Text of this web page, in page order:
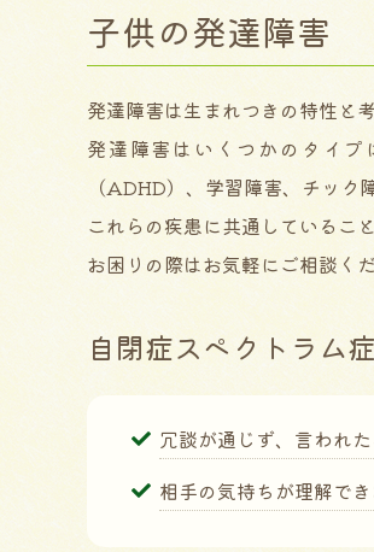
子供の発達障害
発達障害は生まれつきの特性と
発達障害はいくつかのタイ
（ADHD）、学習障害、チック
これらの疾患に共通しているこ
お困りの際はお気軽にご相談くだ
自閉症スペクトラム
冗談が通じず、言われ
相手の気持ちが理解で